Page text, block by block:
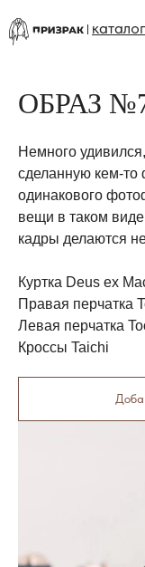
каталог
ОБРАЗ
Немного
сделанную кем-
одинакового
вещи в таком
кадры делаются
Куртка Deus ex
Правая перчатка
Левая перчатка
Кроссы Taichi